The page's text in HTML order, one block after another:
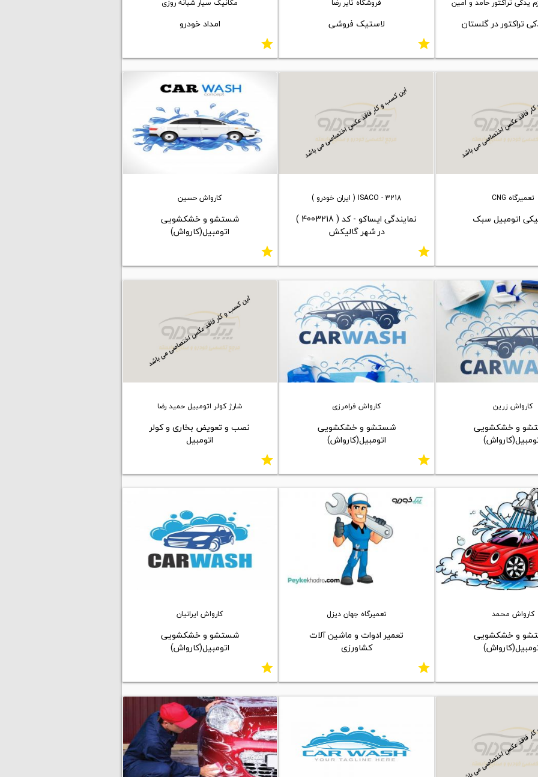
یدکی تراکتور حامد و امین
تراکتور در گلستان
فروشگاه تایر رضا
لاستیک فروشی
star
مکانیک سیار شبانه روزی
امداد خودرو
star
تعمیرگاه CNG
اتومبیل سبک
ISACO - 3218 ( ایران خودرو )
نمایندگی ایساکو - کد ( 4003218 )
در شهر گالیکش
star
کارواش حسین
شستشو و خشکشویی
اتومبیل(کارواش)
star
کارواش زرین
و خشکشویی
کارواش فرامرزی
شستشو و خشکشویی
اتومبیل(کارواش)
star
شارژ کولر اتومبیل حمید رضا
نصب و تعویض بخاری و کولر
اتومبیل
star
کارواش محمد
و خشکشویی
تعمیرگاه جهان دیزل
تعمیر ادوات و ماشین آلات
کشاورزی
star
کارواش ایرانیان
شستشو و خشکشویی
اتومبیل(کارواش)
star